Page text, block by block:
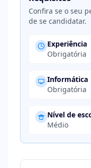
Confira se o seu
de se candidatar.
Experiência
Obrigatória
Informática
Obrigatória
Nível de
Médio